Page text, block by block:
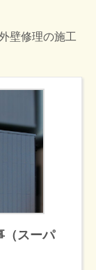
壁修理の施工
スーパ